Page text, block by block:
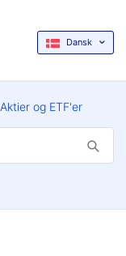
Dansk
Aktier og ETF'er